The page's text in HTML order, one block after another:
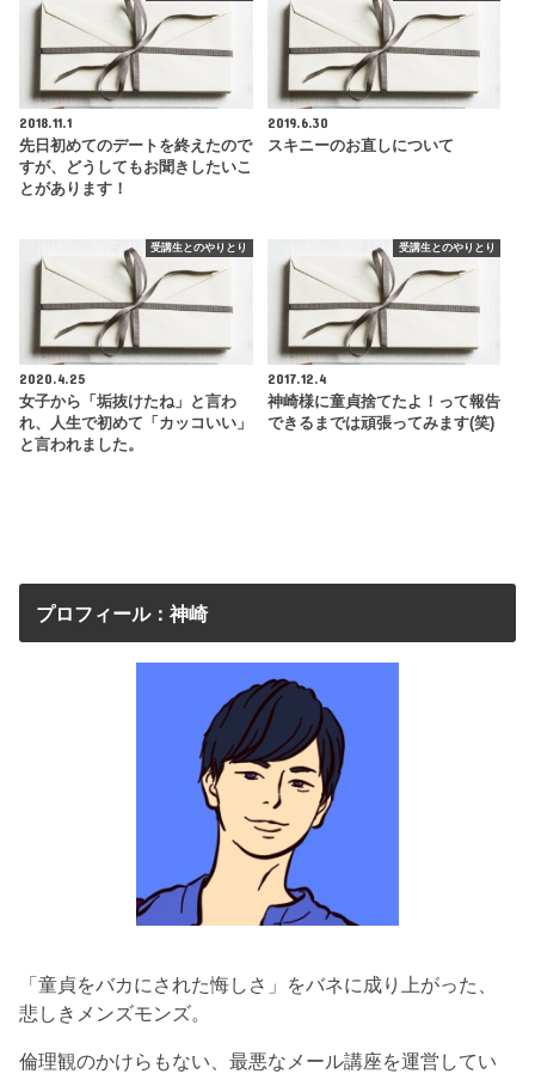
2018.11.1
先日初めてのデートを終えたので
すが、どうしてもお聞きしたいこ
とがあります！
2019.6.30
スキニーのお直しについて
受講生とのやりとり
2020.4.25
女子から「垢抜けたね」と言わ
れ、人生で初めて「カッコいい」
と言われました。
受講生とのやりとり
2017.12.4
神崎様に童貞捨てたよ！って報告
できるまでは頑張ってみます(笑)
プロフィール：神崎
「童貞をバカにされた悔しさ」をバネに成り上がった、
悲しきメンズモンズ。
倫理観のかけらもない、最悪なメール講座を運営してい